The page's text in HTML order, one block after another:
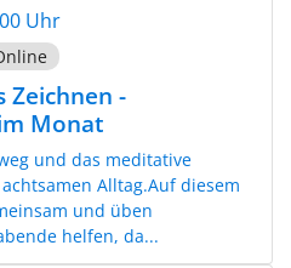
Uhr
Zeichnen -
Monat
und das meditative
Alltag.Auf diesem
und üben
helfen, da...